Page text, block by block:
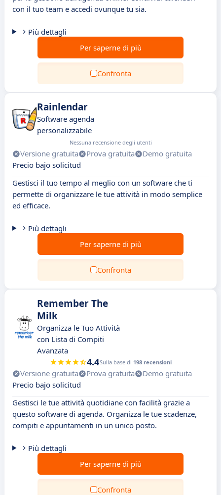
con il tuo team e accedi ovunque tu sia.
Più dettagli
Per saperne di più
Confronta
Rainlendar
Software agenda
personalizzabile
Nessuna recensione degli utenti
Versione gratuita Prova gratuita
Demo gratuita
Precio bajo solicitud
Gestisci il tuo tempo al meglio con un software che ti
permette di organizzare le tue attività in modo semplice
ed efficace.
Più dettagli
Per saperne di più
Confronta
Remember The
Milk
Organizza le Tuo Attività
con Lista di Compiti
Avanzata
4.4Sulla base di 198 recensioni
Versione gratuita Prova gratuita
Demo gratuita
Precio bajo solicitud
Gestisci le tue attività quotidiane con facilità grazie a
questo software di agenda. Organizza le tue scadenze,
compiti e appuntamenti in un unico posto.
Più dettagli
Per saperne di più
Confronta